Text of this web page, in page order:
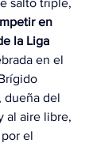
en
la Liga
en el
dueña del
al aire libre,
el